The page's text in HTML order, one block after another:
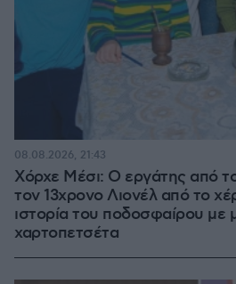
Χόρχε Μέσι: Ο εργάτης από
τον 13χρονο Λιονέλ από το
ιστορία του ποδοσφαίρου με
χαρτοπετσέτα
08.08.2026, 21:43